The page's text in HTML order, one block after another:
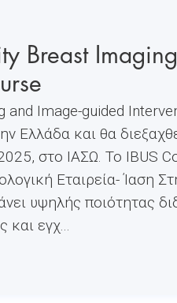
Breast
Image-guided
Ελλάδα και θα
στο ΙΑΣΩ. Το IBUS
Εταιρεία- Ίαση
υψηλής ποιότητας
εγχ...